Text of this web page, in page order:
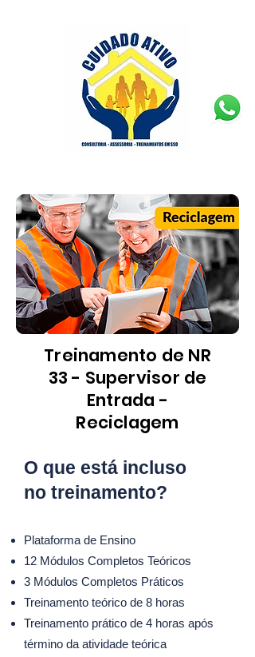
Treinamento de NR
33 - Supervisor de
Entrada -
Reciclagem
O que está incluso
no treinamento?
Plataforma de Ensino
12 Módulos Completos Teóricos
3 Módulos Completos Práticos
Treinamento teórico de 8 horas
Treinamento prático de 4 horas após
término da atividade teórica